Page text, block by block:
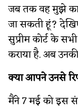
जब तक वह मुझे
जा सकती हूं?
सुप्रीम कोर्ट के
कराया है. अब उनकी
क्या आपने उनसे
मैंने 7 मई को इस